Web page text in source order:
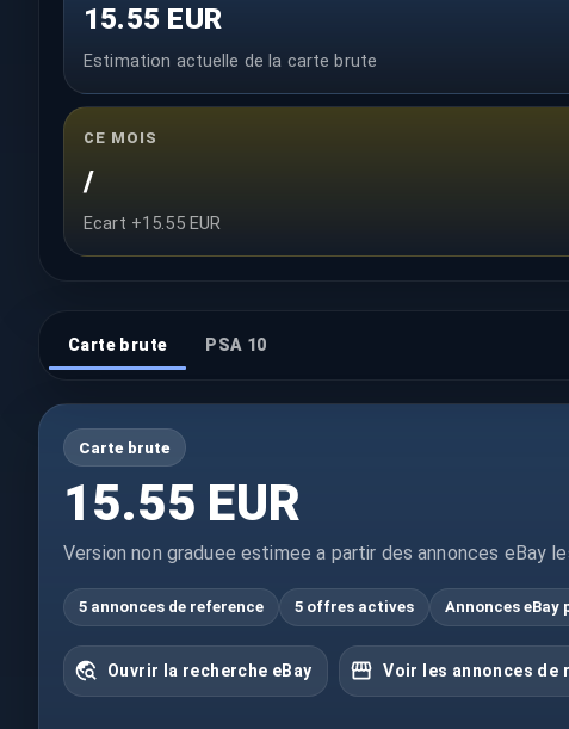
15.55 EUR
Estimation actuelle de la carte brute
CE MOIS
/
Ecart +15.55 EUR
Carte brute PSA 10
Carte brute
15.55 EUR
Version non graduee estimee a partir des annonces
5 annonces de reference 5 offres actives Annonces eBay
Ouvrir la recherche eBay Voir les annonces de